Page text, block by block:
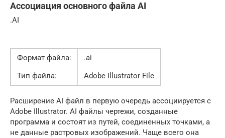
Ассоциация основного файла AI
.AI
Формат файла:
.ai
Тип файла:
Adobe Illustrator File
Расширение AI файл в первую очередь ассоциируется с
Adobe Illustrator. AI файлы чертежи, созданные
программа и состоят из путей, соединенных точками, а
не данные растровых изображений. Чаще всего она